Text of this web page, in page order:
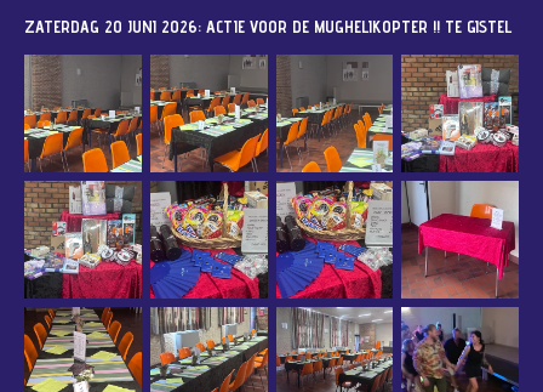
ZATERDAG 20 JUNI 2026: ACTIE VOOR DE MUGHELIKOPTER !! TE GISTEL